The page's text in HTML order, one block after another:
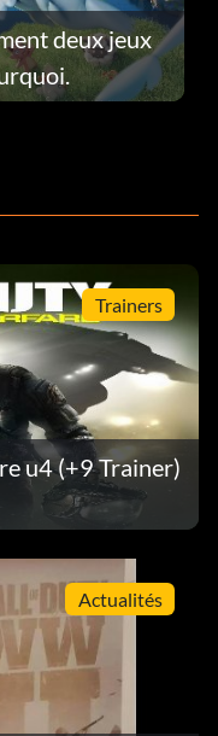
deux jeux
Trainers
u4 (+9 Trainer)
Actualités